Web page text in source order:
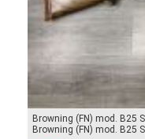
Browning (FN) mod. B25
Browning (FN) mod. B25